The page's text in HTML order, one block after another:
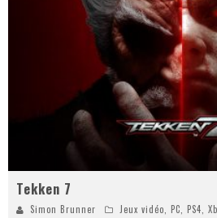
Tekken 7
Simon Brunner Jeux vidéo, PC, PS4,